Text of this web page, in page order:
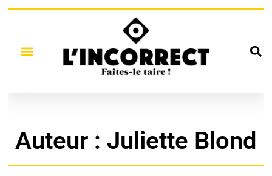
Auteur : Juliette Blond